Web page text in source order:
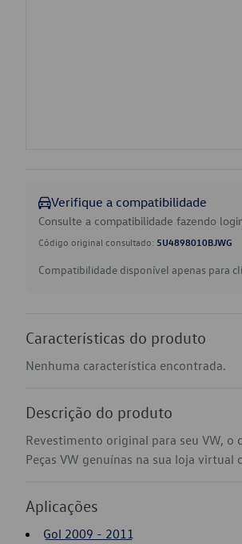
Verifique a compatibilidade
Consulte a compatibilidade fazendo
Código original consultado: 5U4898010BJWG
Compatibilidade disponível apenas para
Características do produto
Nenhuma característica encontrada.
Descrição do produto
Revestimento original para seu VW, o
Peças VW genuínas na sua loja virtual
Aplicações
Gol 2009 - 2011